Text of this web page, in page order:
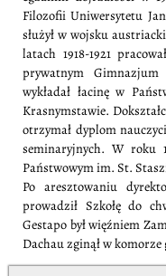
Filozofii Uniwersytetu
służył w wojsku
latach 1918-1921
prywatnym
wykładał łacinę w
Krasnymstawie.
otrzymał dyplom
seminaryjnych. W roku
Państwowym im. St.
Po aresztowaniu
prowadził Szkołę do
Gestapo był więźniem
Dachau zginął w komorze